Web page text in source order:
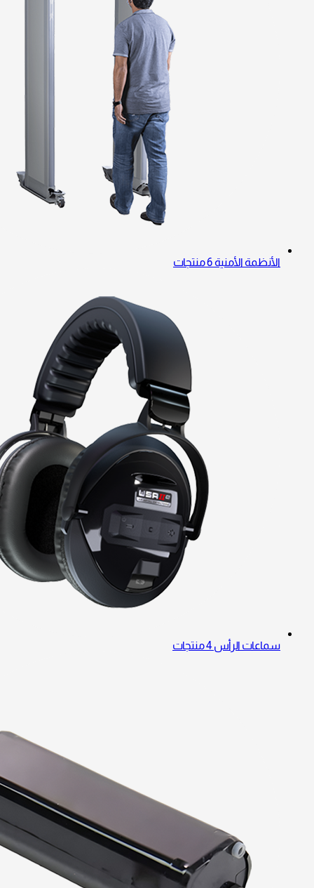
الأنظمة الأمنية 6 منتجات
سماعات الرأس4 منتجات